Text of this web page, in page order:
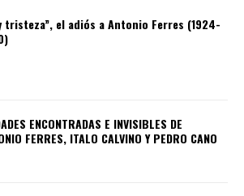
tristeza”, el adiós a Antonio Ferres (1924-
ENCONTRADAS E INVISIBLES DE
FERRES, ITALO CALVINO Y PEDRO CANO